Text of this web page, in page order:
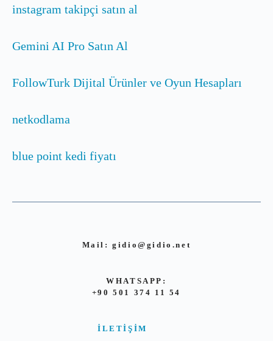
instagram takipçi satın al
Gemini AI Pro Satın Al
FollowTurk Dijital Ürünler ve Oyun Hesapları
netkodlama
blue point kedi fiyatı
Mail: gidio@gidio.net
WHATSAPP:
+90 501 374 11 54
İLETIŞIM